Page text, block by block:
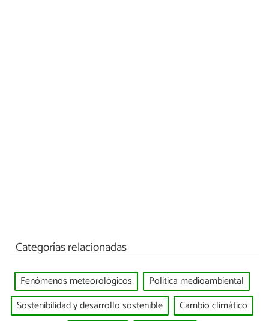
Categorías relacionadas
Fenómenos meteorológicos
Política medioambiental
Sostenibilidad y desarrollo sostenible
Cambio climático